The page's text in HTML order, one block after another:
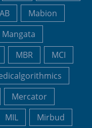
Mabion
Mangata
MBR
MCI
Mercator
MIL
Mirbud